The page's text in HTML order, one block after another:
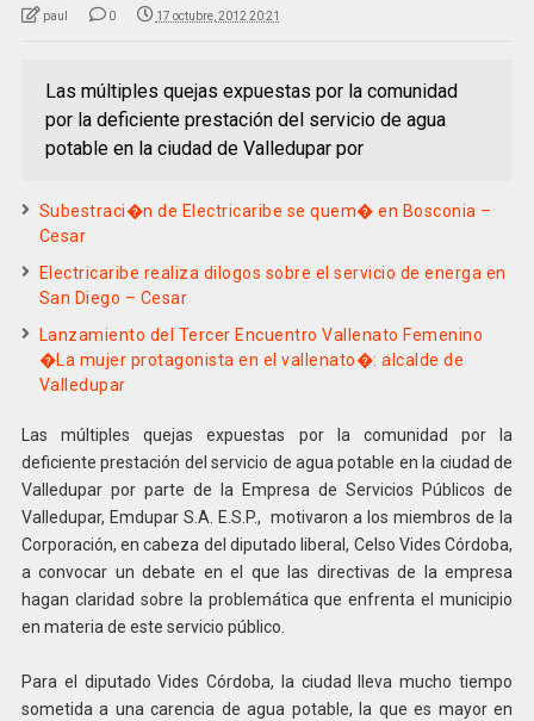
paul 0 17 octubre, 2012 20:21
Las múltiples quejas expuestas por la comunidad
por la deficiente prestación del servicio de agua
potable en la ciudad de Valledupar por
Subestraci�n de Electricaribe se quem� en Bosconia –
Cesar
Electricaribe realiza dilogos sobre el servicio de energa en
San Diego – Cesar
Lanzamiento del Tercer Encuentro Vallenato Femenino
�La mujer protagonista en el vallenato�: alcalde de
Valledupar
Las múltiples quejas expuestas por la comunidad por la
deficiente prestación del servicio de agua potable en la ciudad de
Valledupar por parte de la Empresa de Servicios Públicos de
Valledupar, Emdupar S.A. E.S.P., motivaron a los miembros de la
Corporación, en cabeza del diputado liberal, Celso Vides Córdoba,
a convocar un debate en el que las directivas de la empresa
hagan claridad sobre la problemática que enfrenta el municipio
en materia de este servicio público.
Para el diputado Vides Córdoba, la ciudad lleva mucho tiempo
sometida a una carencia de agua potable, la que es mayor en